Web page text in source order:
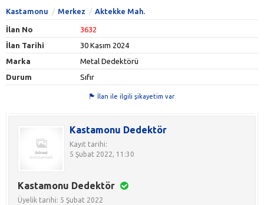
Kastamonu Merkez Aktekke Mah.
İlan No
3632
İlan Tarihi
30 Kasım 2024
Marka
Metal Dedektörü
Durum
Sıfır
İlan ile ilgili şikayetim var
Kastamonu Dedektör
Kayıt tarihi:
5 Şubat 2022, 11:30
Kastamonu Dedektör
Üyelik tarihi: 5 Şubat 2022